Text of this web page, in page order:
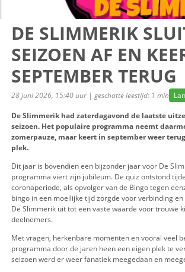
DE SLIMMERIK
SEIZOEN AF
SEPTEMBER
28 juni 2026, 15:40 uur | geschatte
De Slimmerik had zaterdagavond de
zomerpauze, maar keert in
plek.